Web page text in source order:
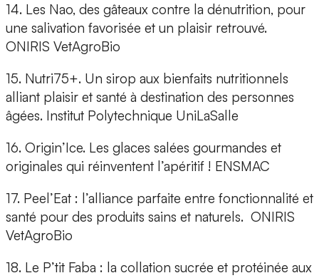
14. Les Nao, des gâteaux contre la dénutri­tion, pour
une salivation favorisée et un plaisir retrouvé.
ONIRIS VetAgroBio
15. Nutri75+. Un sirop aux bienfaits nutritionnels
alliant plaisir et santé à destination des personnes
âgées. Institut Polytechnique UniLaSalle
16. Origin’Ice. Les glaces salées gourmandes et
originales qui réinventent l’apéritif ! ENSMAC
17. Peel’Eat : l’alliance parfaite entre fonctionnalité et
santé pour des produits sains et naturels. ONIRIS
VetAgroBio
18. Le P’tit Faba : la collation sucrée et protéinée aux